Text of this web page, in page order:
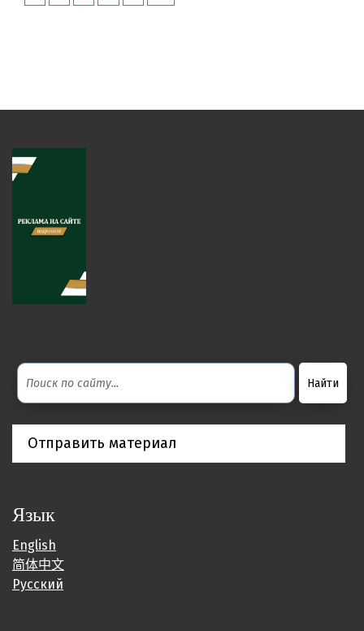
Отправить материал
Язык
English
简体中文
Русский